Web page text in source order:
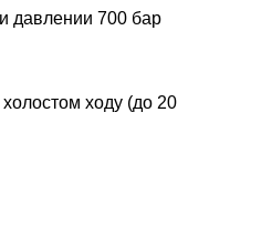
давлении 700 бар
ходу (до 20